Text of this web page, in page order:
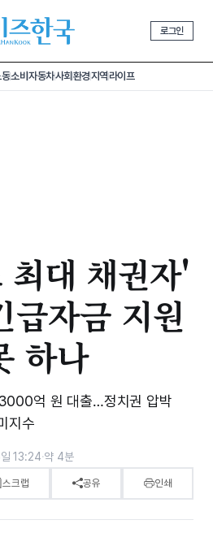
로그인
소비 자동차사회환경지역라이프
최대 채권자'
급자금 지원
하나
억 원 대출…정치권 압박
지수
13:24·약 4분
스크랩 공유 인쇄